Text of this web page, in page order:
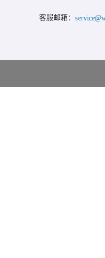
客服邮箱：